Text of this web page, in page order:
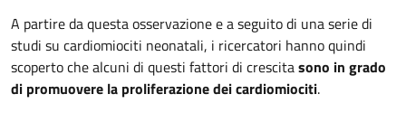
A partire da questa osservazione e a seguito di una serie di
studi su cardiomiociti neonatali, i ricercatori hanno quindi
scoperto che alcuni di questi fattori di crescitasono in grado
di promuovere la proliferazione dei cardiomiociti.